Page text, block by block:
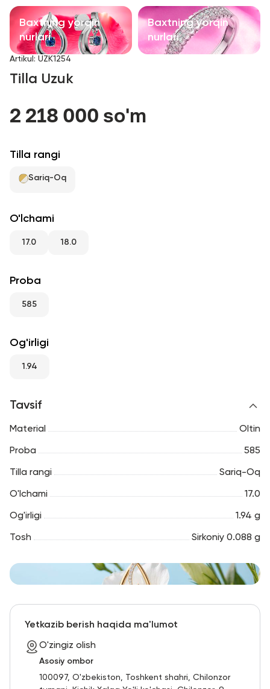
Aksessuarlar
Sevimli
RU
Baxtning yorqin
nurlari
Baxtning yorqin
nurlari
Artikul : UZK1254
Tilla Uzuk
2 218 000 so'm
Tilla rangi
Sariq-Oq
O'lchami
17.0 18.0
Proba
585
Og'irligi
1.94
Tavsif
Material Oltin
Proba 585
Tilla rangi Sariq-Oq
O'lchami 17.0
Og'irligi 1.94 g
Tosh Sirkoniy 0.088 g
Yetkazib berish haqida ma'lumot
O'zingiz olish
Asosiy ombor
100097, O'zbekiston, Toshkent shahri, Chilonzor